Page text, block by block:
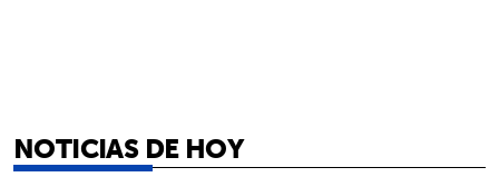
NOTICIAS DE HOY